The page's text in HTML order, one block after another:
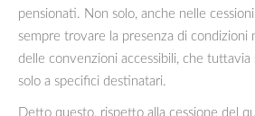
pensionati. Non solo, anche nelle
sempre trovare la presenza di condizioni
delle convenzioni accessibili, che tuttavia
solo a specifici destinatari.
Detto questo, rispetto alla cessione del